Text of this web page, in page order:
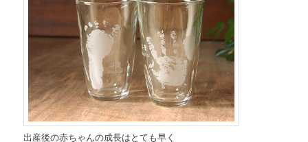
出産後の赤ちゃんの成長はとても早く